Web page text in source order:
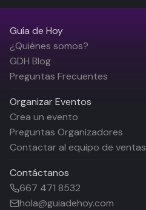
Guía de Hoy
¿Quiénes somos?
GDH Blog
Preguntas Frecuentes
Organizar Eventos
Crea un evento
Preguntas Organizadores
Contactar al equipo de ventas
Contáctanos
667 471 8532
hola@guiadehoy.com